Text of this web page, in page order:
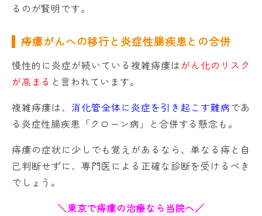
るのが賢明です。
痔瘻がんへの移行と炎症性腸疾患との合併
慢性的に炎症が続いている複雑痔瘻はがん化のリスク
が高まる と言われています。
複雑痔瘻は、 消化管全体に炎症を引き起こす難病であ
る炎症性腸疾患「クローン病」と合併する懸念も。
痔瘻の症状に少しでも覚えがあるなら、単なる痔と自
己判断せずに、専門医による正確な診断を受けるべき
でしょう。
＼東京で痔瘻の治療なら当院へ／